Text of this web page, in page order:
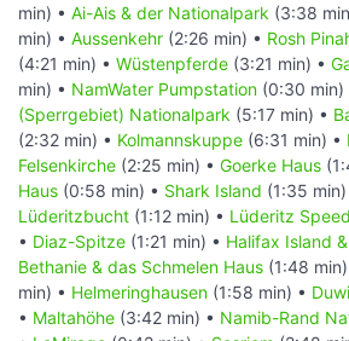
min) • Ai-Ais & der Nationalpark (3:38
min) • Aussenkehr (2:26 min) • Rosh
(4:21 min) • Wüstenpferde (3:21 min) •
min) • NamWater Pumpstation (0:30 min)
(Sperrgebiet) Nationalpark (5:17 min) •
(2:32 min) • Kolmannskuppe (6:31 min) •
Felsenkirche (2:25 min) • Goerke Haus
Haus (0:58 min) • Shark Island (1:35 min)
Lüderitzbucht (1:12 min) • Lüderitz
• Diaz-Spitze (1:21 min) • Halifax Island
Bethanie & das Schmelen Haus (1:48 min)
min) • Helmeringhausen (1:58 min) •
• Maltahöhe (3:42 min) • Namib-Rand